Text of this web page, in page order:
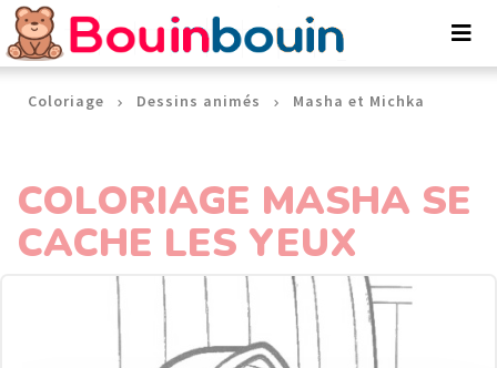
Coloriage Dessins animés Masha et Michka
COLORIAGE MASHA SE
CACHE LES YEUX
Panneau de gestion des cookies